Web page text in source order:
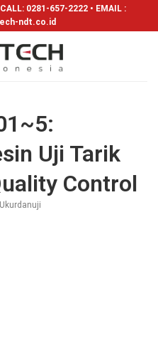
CALL: 0281-657-2222 • EMAIL :
ndt.co.id
Uji Tarik
Control